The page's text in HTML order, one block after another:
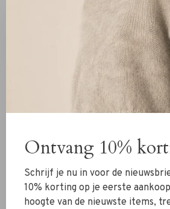
Het model is 180 cm en draagt maat
Losjes
Ronde V-halslijn
Wasvoorschrift
Wassen op de hand.
Ontvang 10%
Schrijf je nu in voor de
10% korting op je eerste
hoogte van de nieuwste items,